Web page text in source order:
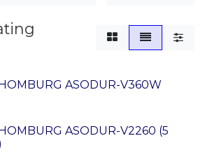
ASODUR-V360W
ASODUR-V2260 (5